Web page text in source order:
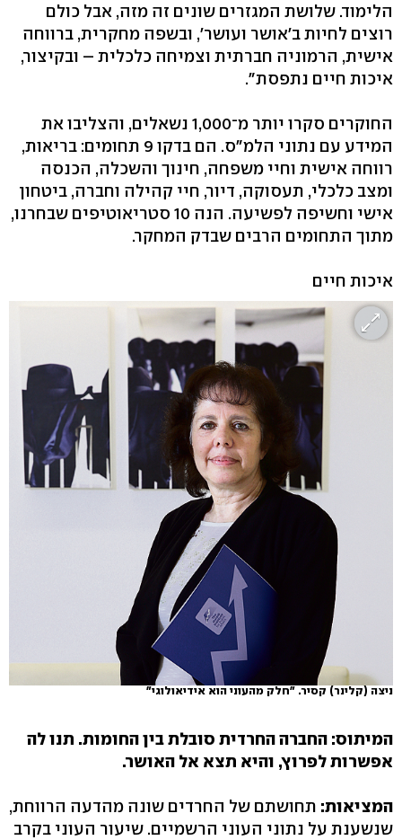
הלימוד. שלושת המגזרים שונים זה מזה, אבל כולם
רוצים לחיות ב'אושר ועושר', ובשפה מחקרית, ברווחה
אישית, הרמוניה חברתית וצמיחה כלכלית – ובקיצור,
איכות חיים נתפסת".
החוקרים סקרו יותר מ־1,000 נשאלים, והצליבו את
המידע עם נתוני הלמ"ס. הם בדקו 9 תחומים: בריאות,
רווחה אישית וחיי משפחה, חינוך והשכלה, הכנסה
ומצב כלכלי, תעסוקה, דיור, חיי קהילה וחברה, ביטחון
אישי וחשיפה לפשיעה. הנה 10 סטריאוטיפים שבחרנו,
מתוך התחומים הרבים שבדק המחקר.
איכות חיים
ניצה (קלינר) קסיר. "חלק מהעוני הוא אידיאולוגי"
המיתוס: החברה החרדית סובלת בין החומות. תנו לה
אפשרות לפרוץ, והיא תצא אל האושר.
המציאות: תחושתם של החרדים שונה מהדעה הרווחת,
שנשענת על נתוני העוני הרשמיים. שיעור העוני בקרב